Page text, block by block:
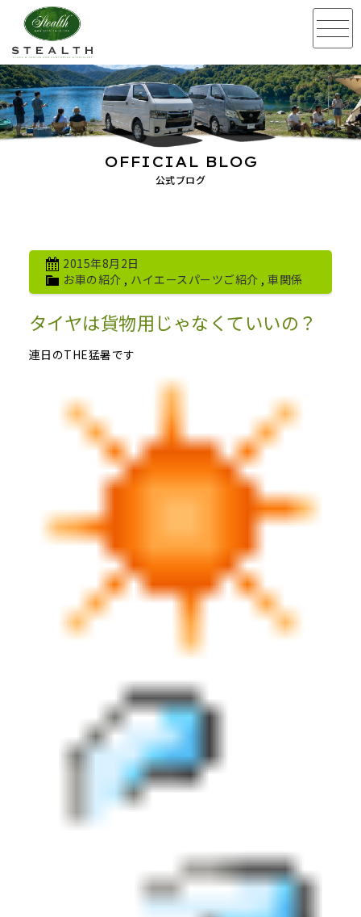
公式ブログ
OFFICIAL BLOG
2015年8月2日
お車の紹介 , ハイエースパーツご紹介 ,車関係
タイヤは貨物用じゃなくていいの？
連日のTHE猛暑です